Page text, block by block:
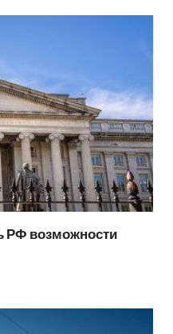
РФ возможности